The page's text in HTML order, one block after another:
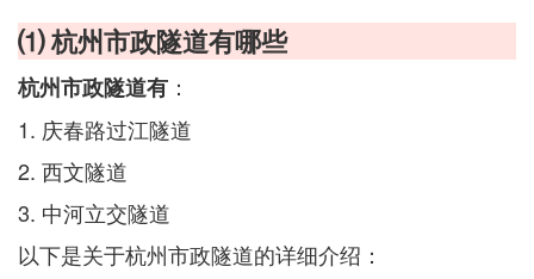
⑴ 杭州市政隧道有哪些
杭州市政隧道有 ：
1. 庆春路过江隧道
2. 西文隧道
3. 中河立交隧道
以下是关于杭州市政隧道的详细介绍：